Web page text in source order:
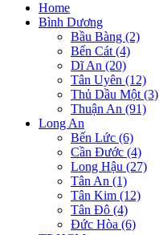
Home
Bình Dương
Bầu Bàng (2)
Bến Cát (4)
Dĩ An (20)
Tân Uyên (12)
Thủ Dầu Một (3)
Thuận An (91)
Long An
Bến Lức (6)
Cần Đước (4)
Long Hậu (27)
Tân An (1)
Tân Kim (12)
Tân Đô (4)
Đức Hòa (6)